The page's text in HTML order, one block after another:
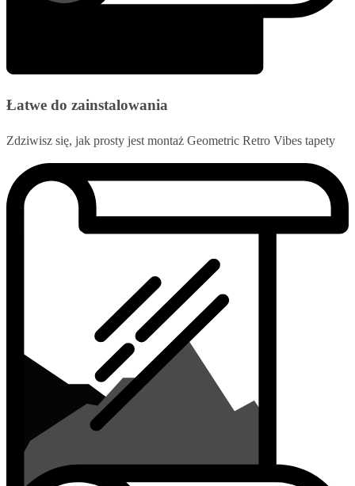
Łatwe do zainstalowania
Zdziwisz się, jak prosty jest montaż Geometric Retro Vibes tapety